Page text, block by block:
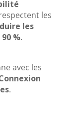
les
les
%.
avec les
.